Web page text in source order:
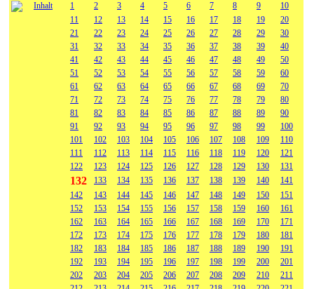
Inhalt 1 2 3 4 5 6 7 8 9
10
11
12 13 14 15 16 17 18 19
20
21
22 23 24 25 26 27 28 29
30
31
32 33 34 35 36 37 38 39
40
41
42 43 44 45 46 47 48 49
50
51
52 53 54 55 56 57 58 59
60
61
62 63 64 65 66 67 68 69
70
71
72 73 74 75 76 77 78 79
80
81
82 83 84 85 86 87 88 89
90
91
92 93 94 95 96 97 98 99
100
101
102 103 104 105 106 107 108 109
110
111
112 113 114 115 116 118 119 120
121
122
123 124 125 126 127 128 129 130 131
132 133 134 135 136 137 138 139 140
141
142
143 144 145 146 147 148 149 150
151
152
153 154 155 156 157 158 159 160
161
162
163 164 165 166 167 168 169 170
171
172
173 174 175 176 177 178 179 180
181
182
183 184 185 186 187 188 189 190
191
192
193 194 195 196 197 198 199 200
201
202
203 204 205 206 207 208 209 210
211